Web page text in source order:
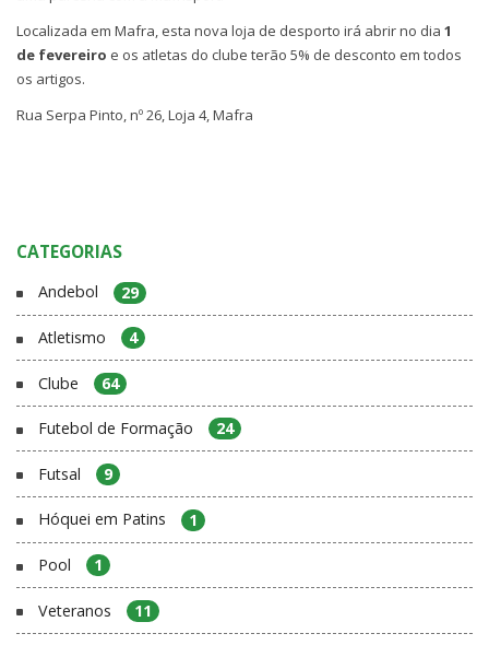
Localizada em Mafra, esta nova loja de desporto irá abrir no dia 1
de fevereiro e os atletas do clube terão 5% de desconto em todos
os artigos.
Rua Serpa Pinto, nº 26, Loja 4, Mafra
CATEGORIAS
Andebol 29
Atletismo 4
Clube 64
Futebol de Formação 24
Futsal 9
Hóquei em Patins 1
Pool 1
Veteranos 11